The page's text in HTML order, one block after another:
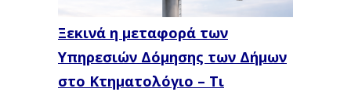
Ξεκινά η μεταφορά των
Υπηρεσιών Δόμησης των Δήμων
στο Κτηματολόγιο – Τι